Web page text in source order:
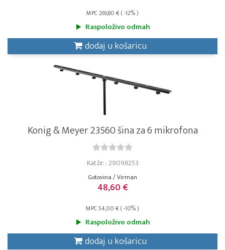
MPC 269,80 € ( -12% )
Raspoloživo odmah
dodaj u košaricu
Konig & Meyer 23560 šina za 6 mikrofona
Kat.br. : 29098253
Gotovina / Virman
48,60 €
MPC 54,00 € ( -10% )
Raspoloživo odmah
dodaj u košaricu